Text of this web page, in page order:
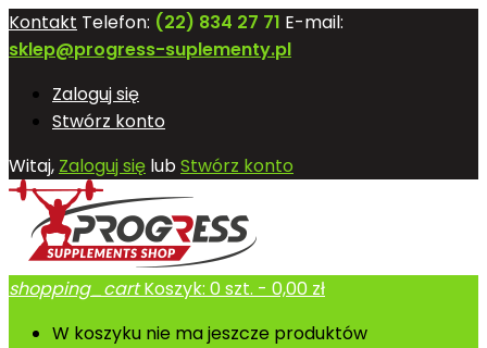
Kontakt Telefon: (22) 834 27 71 E-mail:
sklep@progress-suplementy.pl
Zaloguj się
Stwórz konto
Witaj, Zaloguj się lubStwórz konto
shopping_cart Koszyk: 0szt. - 0,00 zł
W koszyku nie ma jeszcze produktów